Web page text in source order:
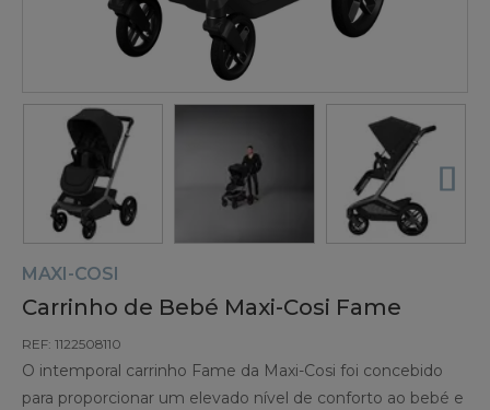
MAXI-COSI
Carrinho de Bebé Maxi-Cosi Fame
REF: 1122508110
O intemporal carrinho Fame da Maxi-Cosi foi concebido
para proporcionar um elevado nível de conforto ao bebé e